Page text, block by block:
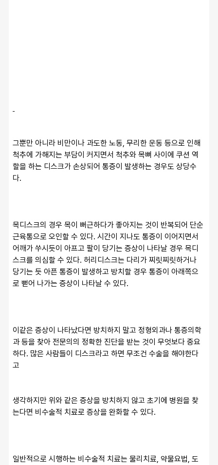
그뿐만 아니라 비만이나 과도한 노동, 무리한 운동 등으로 인해
척추에 가해지는 부담이 커지면서 척추와 목뼈 사이에 쿠션 역
할을 하는 디스크가 손상되어 통증이 발생하는 경우도 상당수
다.
목디스크의 경우 목이 뻐근하다가 좋아지는 것이 반복되어 단순
근육통으로 오인할 수 있다. 시간이 지나도 통증이 이어지면서
어깨가 쑤시듯이 아프고 팔이 당기는 증상이 나타날 경우 목디
스크를 의심할 수 있다. 허리디스크는 다리가 찌릿찌릿하거나
당기는 듯 아픈 통증이 발생하고 방치할 경우 통증이 아래쪽으
로 뻗어 나가는 증상이 나타날 수 있다.
이같은 증상이 나타났다면 방치하지 말고 정형외과나 통증의학
과 등을 찾아 전문의의 정확한 진단을 받는 것이 무엇보다 중요
하다. 많은 사람들이 디스크라고 하면 무조건 수술을 해야한다
고
생각하지만 위와 같은 증상을 방치하지 않고 초기에 병원을 찾
는다면 비수술적 치료로 증상을 완화할 수 있다.
일반적으로 시행하는 비수술적 치료는 물리치료, 약물요법, 도